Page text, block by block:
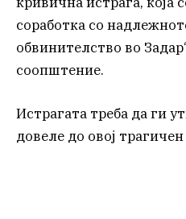
соработка со
обвинителство во
соопштение.
Истрагата треба да ги
довеле до овој